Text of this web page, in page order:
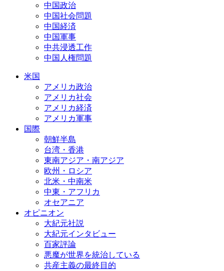
中国政治
中国社会問題
中国経済
中国軍事
中共浸透工作
中国人権問題
米国
アメリカ政治
アメリカ社会
アメリカ経済
アメリカ軍事
国際
朝鮮半島
台湾・香港
東南アジア・南アジア
欧州・ロシア
北米・中南米
中東・アフリカ
オセアニア
オピニオン
大紀元社説
大紀元インタビュー
百家評論
悪魔が世界を統治している
共産主義の最終目的